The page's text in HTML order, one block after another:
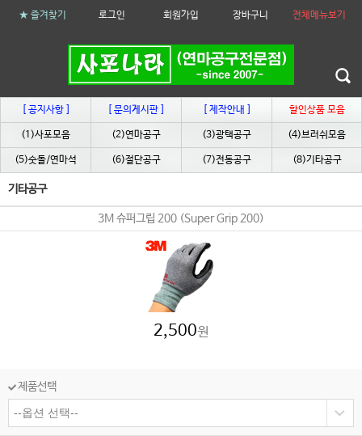
★ 즐겨찾기 로그인 회원가입 장바구니 전체메뉴보기
[ 공지사항 ] [ 문의게시판 ] [ 제작안내 ] 할인상품 모음
(1)사포모음 (2)연마공구 (3)광택공구 (4)브러쉬모음
(5)숫돌/연마석 (6)절단공구 (7)전동공구 (8)기타공구
기타공구
3M 슈퍼그립 200 (Super Grip 200)
2,500원
제품선택